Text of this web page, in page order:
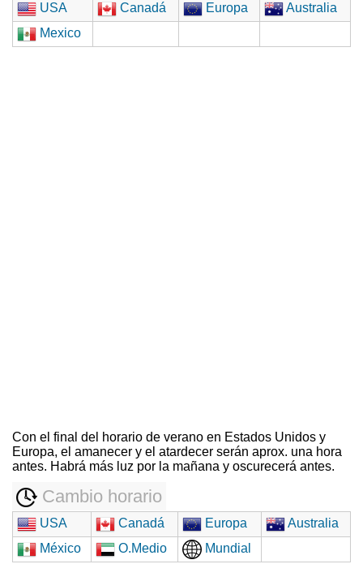
USA Canadá Europa
Australia
Mexico
Con el final del horario de verano en Estados Unidos y
Europa, el amanecer y el atardecer serán aprox. una hora
antes. Habrá más luz por la mañana y oscurecerá antes.
Cambio horario
USA Canadá Europa
Australia
México
O.Medio Mundial